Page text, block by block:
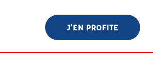
J'EN PROFITE